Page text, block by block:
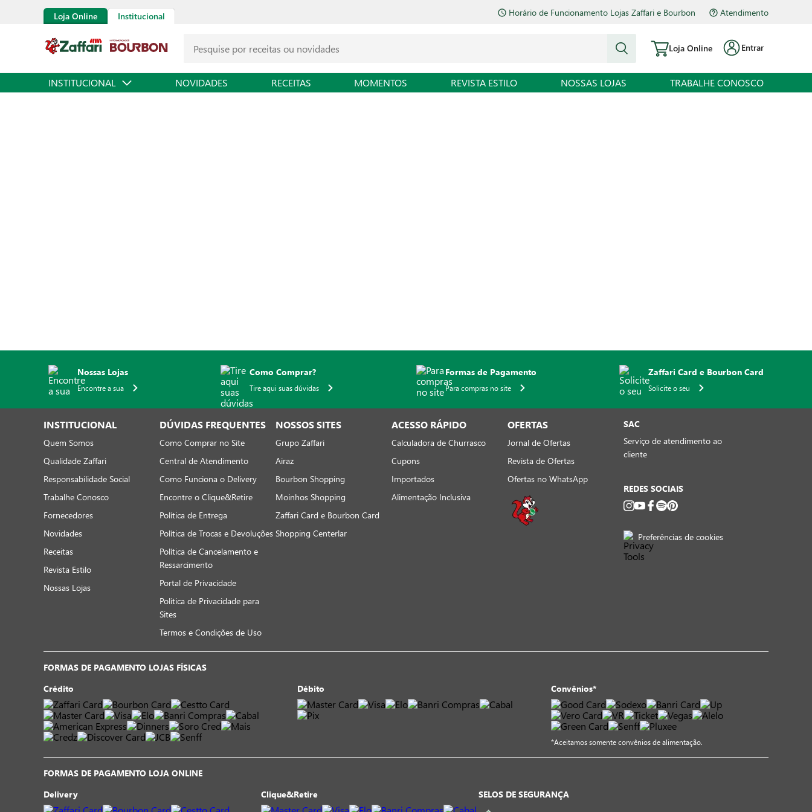
Loja Online Institucional Horário de Funcionamento Lojas Zaffari e Bourbon Atendimento
Loja Online Entrar
INSTITUCIONAL NOVIDADES RECEITAS MOMENTOS REVISTA ESTILO NOSSAS LOJAS TRABALHE CONOSCO
Nossas Lojas
Encontre a sua
Como Comprar?
Tire aqui suas dúvidas
Formas de Pagamento
Para compras no site
Zaffari Card e Bourbon Card
Solicite o seu
INSTITUCIONAL
Quem Somos
Qualidade Zaffari
Responsabilidade Social
Trabalhe Conosco
Fornecedores
Novidades
Receitas
Revista Estilo
Nossas Lojas
DÚVIDAS FREQUENTES
Como Comprar no Site
Central de Atendimento
Como Funciona o Delivery
Encontre o Clique&Retire
Política de Entrega
Política de Trocas e Devoluções
Política de Cancelamento e
Ressarcimento
Portal de Privacidade
Política de Privacidade para
Sites
Termos e Condições de Uso
NOSSOS SITES
Grupo Zaffari
Airaz
Bourbon Shopping
Moinhos Shopping
Zaffari Card e Bourbon Card
Shopping Centerlar
ACESSO RÁPIDO
Calculadora de Churrasco
Cupons
Importados
Alimentação Inclusiva
OFERTAS
Jornal de Ofertas
Revista de Ofertas
Ofertas no WhatsApp
SAC
Serviço de atendimento ao
cliente
REDES SOCIAIS
Preferências de cookies
FORMAS DE PAGAMENTO LOJAS FÍSICAS
Crédito
Débito Convênios*
*Aceitamos somente convênios de alimentação.
FORMAS DE PAGAMENTO LOJA ONLINE
Delivery
Clique&Retire SELOS DE SEGURANÇA